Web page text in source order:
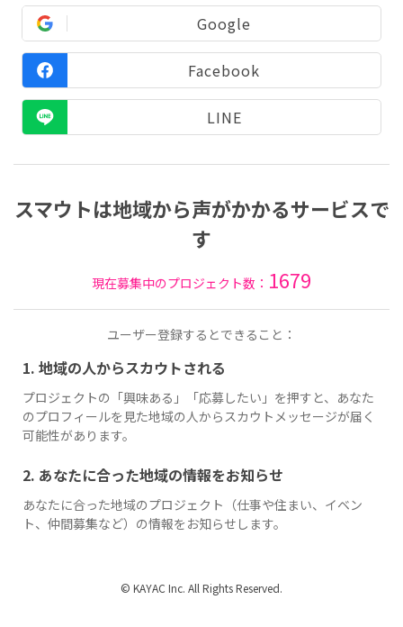
Google
Facebook
LINE
スマウトは地域から声がかかるサービスで
す
現在募集中のプロジェクト数： 1679
ユーザー登録するとできること：
1. 地域の人からスカウトされる
プロジェクトの「興味ある」「応募したい」を押すと、あなた
のプロフィールを見た地域の人からスカウトメッセージが届く
可能性があります。
2. あなたに合った地域の情報をお知らせ
あなたに合った地域のプロジェクト（仕事や住まい、イベン
ト、仲間募集など）の情報をお知らせします。
© KAYAC Inc. All Rights Reserved.